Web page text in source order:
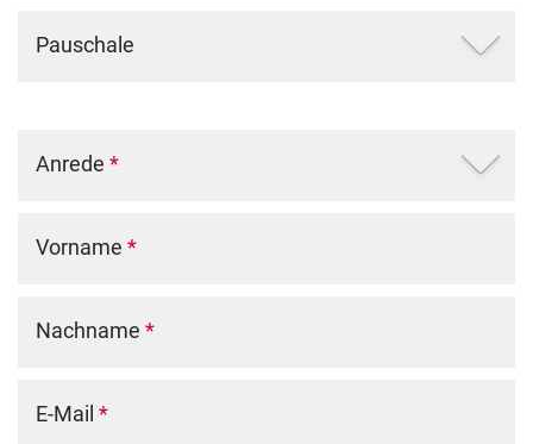
Pauschale
Anrede *
Vorname *
Nachname *
E-Mail *